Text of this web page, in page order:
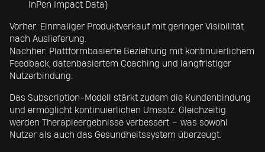
InPen Impact Data)
Vorher: Einmaliger Produktverkauf mit geringer Visibilität
nach Auslieferung.
Nachher: Plattformbasierte Beziehung mit kontinuierlichem
Feedback, datenbasiertem Coaching und langfristiger
Nutzerbindung.
Das Subscription-Modell stärkt zudem die Kundenbindung
und ermöglicht kontinuierlichen Umsatz. Gleichzeitig
werden Therapieergebnisse verbessert – was sowohl
Nutzer als auch das Gesundheitssystem überzeugt.